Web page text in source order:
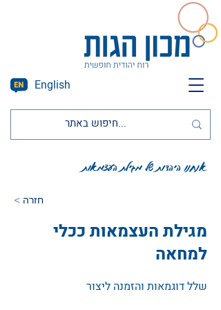
English
אנחנו היהדות של מגילת העצמאות
< חזרה
מגילת העצמאות ככלי
למחאה
שלל דוגמאות והזמנה ליצור